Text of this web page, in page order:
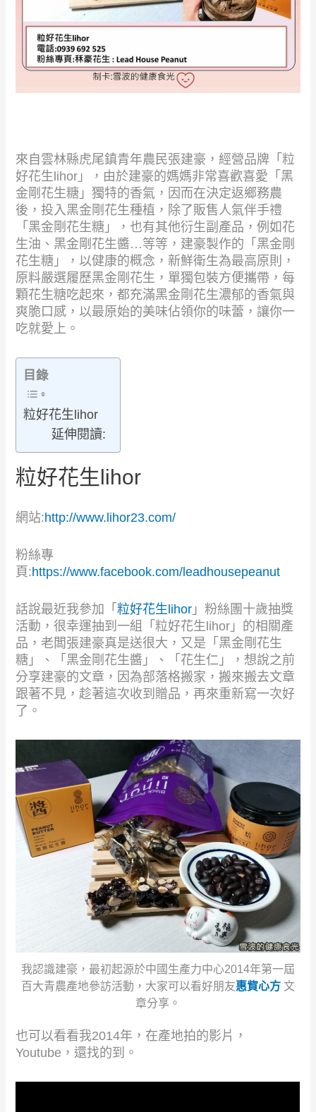
來自雲林縣虎尾鎮青年農民張建豪，經營品牌「粒
好花生lihor」，由於建豪的媽媽非常喜歡喜愛「黑
金剛花生糖」獨特的香氣，因而在決定返鄉務農
後，投入黑金剛花生種植，除了販售人氣伴手禮
「黑金剛花生糖」，也有其他衍生副產品，例如花
生油、黑金剛花生醬…等等，建豪製作的「黑金剛
花生糖」，以健康的概念，新鮮衛生為最高原則，
原料嚴選履歷黑金剛花生，單獨包裝方便攜帶，每
顆花生糖吃起來，都充滿黑金剛花生濃郁的香氣與
爽脆口感，以最原始的美味佔領你的味蕾，讓你一
吃就愛上。
目錄
粒好花生lihor
延伸閱讀:
粒好花生lihor
網站:http://www.lihor23.com/
粉絲專
頁:https://www.facebook.com/leadhousepeanut
話說最近我參加「粒好花生lihor 」粉絲團十歲抽獎
活動，很幸運抽到一組「粒好花生lihor」的相關產
品，老闆張建豪真是送很大，又是「黑金剛花生
糖」、「黑金剛花生醬」、「花生仁」，想說之前
分享建豪的文章，因為部落格搬家，搬來搬去文章
跟著不見，趁著這次收到贈品，再來重新寫一次好
了。
我認識建豪，最初起源於中國生產力中心2014年第一屆
百大青農產地參訪活動，大家可以看好朋友惠貲心方 文
章分享。
也可以看看我2014年，在產地拍的影片，
Youtube，還找的到。